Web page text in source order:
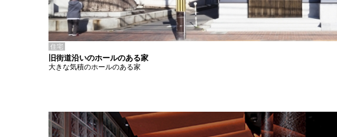
住宅
旧街道沿いのホールのある家
大きな気積のホールのある家